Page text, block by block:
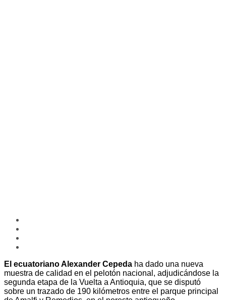
El ecuatoriano Alexander Cepeda ha dado una nueva
muestra de calidad en el pelotón nacional, adjudicándose la
segunda etapa de la Vuelta a Antioquia, que se disputó
sobre un trazado de 190 kilómetros entre el parque principal